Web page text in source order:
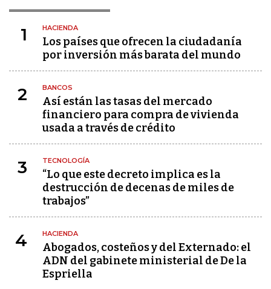
1 HACIENDA
Los países que ofrecen la ciudadanía
por inversión más barata del mundo
2 BANCOS
Así están las tasas del mercado
financiero para compra de vivienda
usada a través de crédito
3 TECNOLOGÍA
“Lo que este decreto implica es la
destrucción de decenas de miles de
trabajos”
4 HACIENDA
Abogados, costeños y del Externado: el
ADN del gabinete ministerial de De la
Espriella